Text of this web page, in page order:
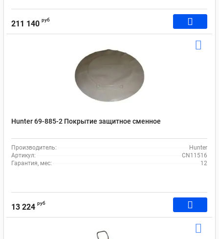
211 140 руб
Hunter 69-885-2 Покрытие защитное сменное
Производитель:
Hunter
Артикул:
CN11516
Гарантия, мес:
12
13 224 руб